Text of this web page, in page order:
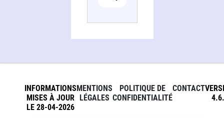
INFORMATIONS
MISES À JOUR
LE 28-04-2026
MENTIONS
LÉGALES
POLITIQUE DE
CONFIDENTIALITÉ
CONTACT